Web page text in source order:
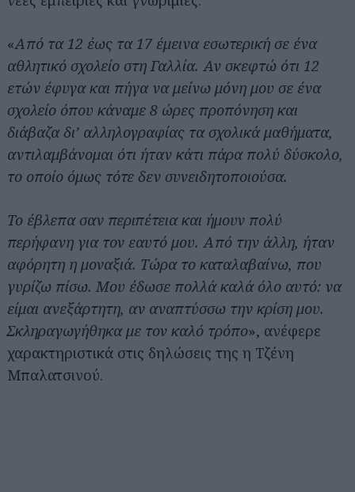
«Από τα 12 έως τα 17 έμεινα εσωτερική σε ένα
αθλητικό σχολείο στη Γαλλία. Αν σκεφτώ ότι 12
ετών έφυγα και πήγα να μείνω μόνη μου σε ένα
σχολείο όπου κάναμε 8 ώρες προπόνηση και
διάβαζα δι’ αλληλογραφίας τα σχολικά μαθήματα,
αντιλαμβάνομαι ότι ήταν κάτι πάρα πολύ δύσκολο,
το οποίο όμως τότε δεν συνειδητοποιούσα.
Το έβλεπα σαν περιπέτεια και ήμουν πολύ
περήφανη για τον εαυτό μου. Από την άλλη, ήταν
αφόρητη η μοναξιά. Τώρα το καταλαβαίνω, που
γυρίζω πίσω. Μου έδωσε πολλά καλά όλο αυτό: να
είμαι ανεξάρτητη, αν αναπτύσσω την κρίση μου.
Σκληραγωγήθηκα με τον καλό τρόπο», ανέφερε
χαρακτηριστικά στις δηλώσεις της η Τζένη
Μπαλατσινού.